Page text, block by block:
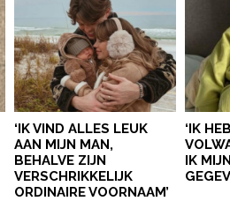
‘IK VIND ALLES LEUK
AAN MIJN MAN,
BEHALVE ZIJN
VERSCHRIKKELIJK
ORDINAIRE VOORNAAM’
‘IK
IK